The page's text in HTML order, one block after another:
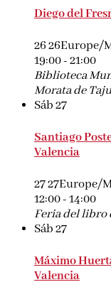
Diego del
26 26Europe/
19:00-21:00
Biblioteca
Morata de
Sáb27
Santiago
Valencia
27 27Europe/
12:00-14:00
Feria del libro
Sáb27
Máximo
Valencia